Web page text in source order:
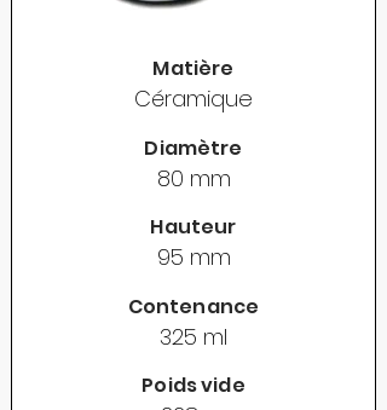
Matière
Céramique
Diamètre
80 mm
Hauteur
95 mm
Contenance
325 ml
Poids vide